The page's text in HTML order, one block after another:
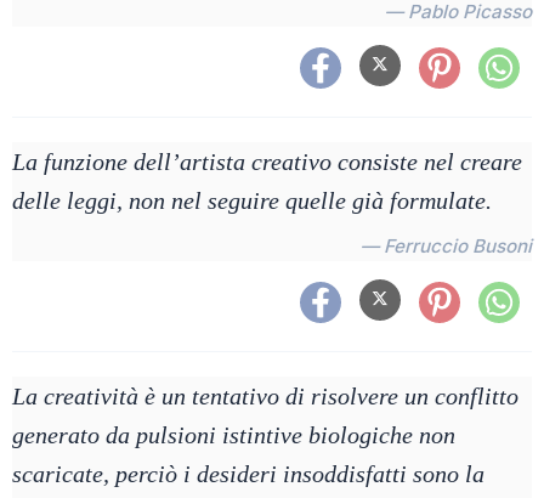
— Pablo Picasso
La funzione dell’artista creativo consiste nel creare
delle leggi, non nel seguire quelle già formulate.
— Ferruccio Busoni
La creatività è un tentativo di risolvere un conflitto
generato da pulsioni istintive biologiche non
scaricate, perciò i desideri insoddisfatti sono la